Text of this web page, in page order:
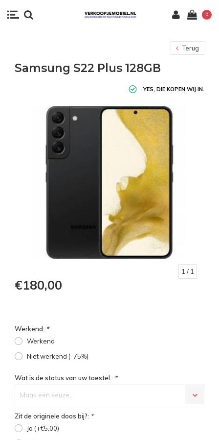
0
Terug
Samsung S22 Plus 128GB
YES, DIE KOPEN WIJ IN.
1 / 1
€180,00
Werkend: *
Werkend
Niet werkend (-75%)
Wat is de status van uw toestel.: *
Maak een keuze...
Zit de originele doos bij?: *
Ja (+€5,00)